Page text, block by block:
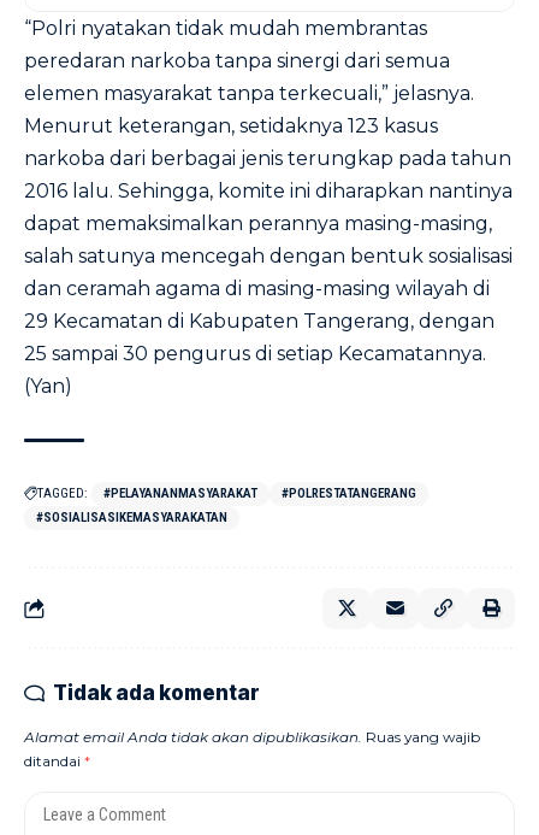
“Polri nyatakan tidak mudah membrantas
peredaran narkoba tanpa sinergi dari semua
elemen masyarakat tanpa terkecuali,” jelasnya.
Menurut keterangan, setidaknya 123 kasus
narkoba dari berbagai jenis terungkap pada tahun
2016 lalu. Sehingga, komite ini diharapkan nantinya
dapat memaksimalkan perannya masing-masing,
salah satunya mencegah dengan bentuk sosialisasi
dan ceramah agama di masing-masing wilayah di
29 Kecamatan di Kabupaten Tangerang, dengan
25 sampai 30 pengurus di setiap Kecamatannya.
(Yan)
TAGGED: #PELAYANANMASYARAKAT
#POLRESTATANGERANG
#SOSIALISASIKEMASYARAKATAN
Tidak ada komentar
Alamat email Anda tidak akan dipublikasikan. Ruas yang wajib
ditandai *